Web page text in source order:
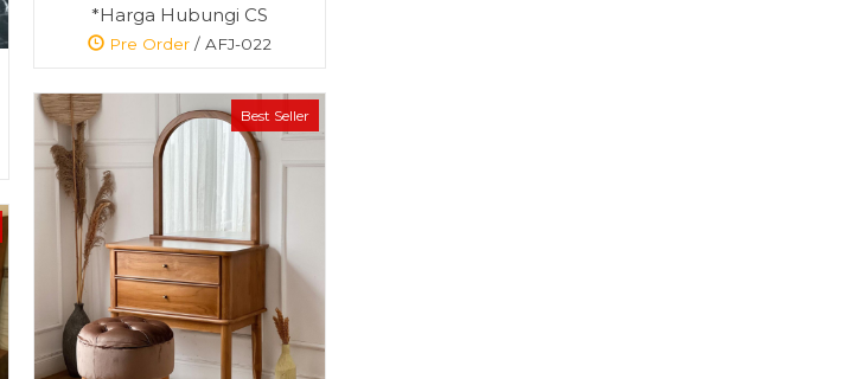
*Harga Hubungi CS
Pre Order/ AFJ-022
Best Seller